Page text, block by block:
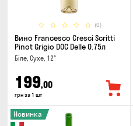
(0)
Вино Francesco Cresci Scritti
Pinot Grigio DOC Delle 0.75л
Біле, Сухе, 12°
199,00
грн за 1 шт
Новинка